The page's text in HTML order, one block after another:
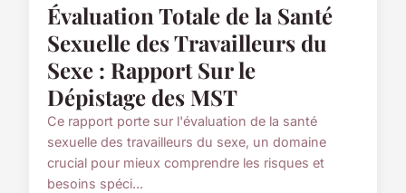
Évaluation Totale de la Santé
Sexuelle des Travailleurs du
Sexe : Rapport Sur le
Dépistage des MST
Ce rapport porte sur l'évaluation de la santé
sexuelle des travailleurs du sexe, un domaine
crucial pour mieux comprendre les risques et
besoins spéci...